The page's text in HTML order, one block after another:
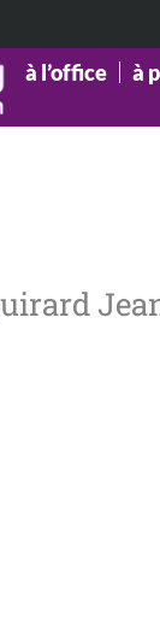
à l’office à